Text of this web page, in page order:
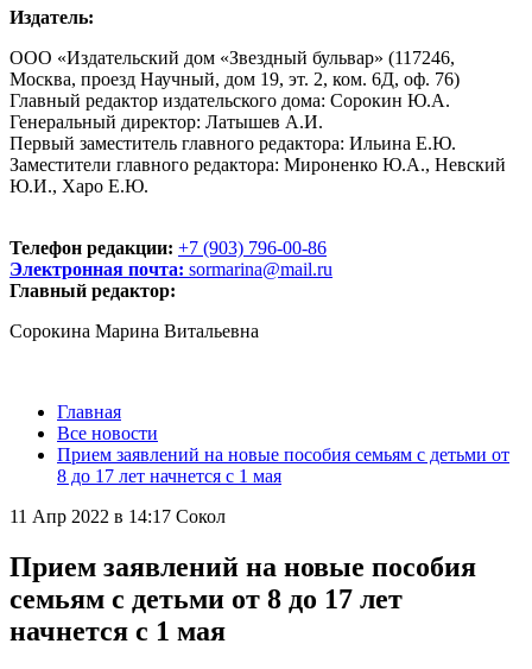
Издатель:
ООО «Издательский дом «Звездный бульвар» (117246,
Москва, проезд Научный, дом 19, эт. 2, ком. 6Д, оф. 76)
Главный редактор издательского дома: Сорокин Ю.А.
Генеральный директор: Латышев А.И.
Первый заместитель главного редактора: Ильина Е.Ю.
Заместители главного редактора: Мироненко Ю.А., Невский
Ю.И., Харо Е.Ю.
Телефон редакции: +7 (903) 796-00-86
Электронная почта: sormarina@mail.ru
Главный редактор:
Сорокина Марина Витальевна
Главная
Все новости
Прием заявлений на новые пособия семьям с детьми от
8 до 17 лет начнется с 1 мая
11 Апр 2022 в 14:17 Сокол
Прием заявлений на новые пособия
семьям с детьми от 8 до 17 лет
начнется с 1 мая